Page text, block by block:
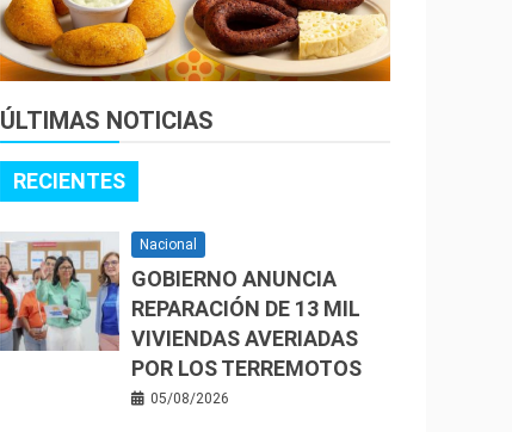
ÚLTIMAS NOTICIAS
RECIENTES
Nacional
GOBIERNO ANUNCIA
REPARACIÓN DE 13 MIL
VIVIENDAS AVERIADAS
POR LOS TERREMOTOS
05/08/2026